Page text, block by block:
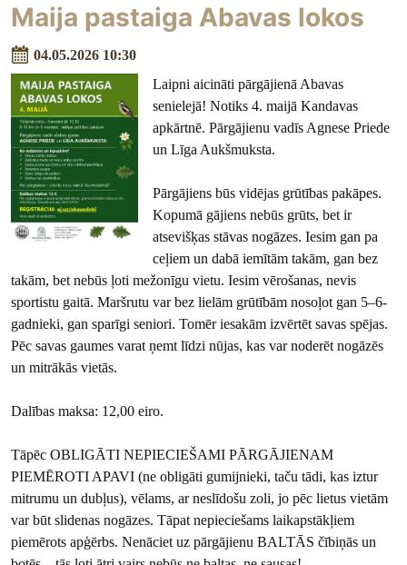
Maija pastaiga Abavas lokos
04.05.2026 10:30
Laipni aicināti pārgājienā Abavas
senielejā! Notiks 4. maijā Kandavas
apkārtnē. Pārgājienu vadīs Agnese Priede
un Līga Aukšmuksta.
Pārgājiens būs vidējas grūtības pakāpes.
Kopumā gājiens nebūs grūts, bet ir
atsevišķas stāvas nogāzes. Iesim gan pa
ceļiem un dabā iemītām takām, gan bez
takām, bet nebūs ļoti mežonīgu vietu. Iesim vērošanas, nevis
sportistu gaitā. Maršrutu var bez lielām grūtībām nosoļot gan 5–6-
gadnieki, gan sparīgi seniori. Tomēr iesakām izvērtēt savas spējas.
Pēc savas gaumes varat ņemt līdzi nūjas, kas var noderēt nogāzēs
un mitrākās vietās.
Dalības maksa: 12,00 eiro.
Tāpēc OBLIGĀTI NEPIECIEŠAMI PĀRGĀJIENAM
PIEMĒROTI APAVI (ne obligāti gumijnieki, taču tādi, kas iztur
mitrumu un dubļus), vēlams, ar neslīdošu zoli, jo pēc lietus vietām
var būt slidenas nogāzes. Tāpat nepieciešams laikapstākļiem
piemērots apģērbs. Nenāciet uz pārgājienu BALTĀS čībiņās un